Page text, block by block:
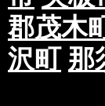
郡茂木
沢町 那